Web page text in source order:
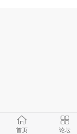
首页 论坛